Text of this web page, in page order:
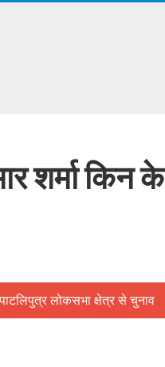
का मिल रहा भरपूर प्यार
शर्मा किन के